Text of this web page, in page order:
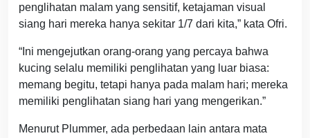
penglihatan malam yang sensitif, ketajaman visual
siang hari mereka hanya sekitar 1/7 dari kita,” kata Ofri.
“Ini mengejutkan orang-orang yang percaya bahwa
kucing selalu memiliki penglihatan yang luar biasa:
memang begitu, tetapi hanya pada malam hari; mereka
memiliki penglihatan siang hari yang mengerikan.”
Menurut Plummer, ada perbedaan lain antara mata